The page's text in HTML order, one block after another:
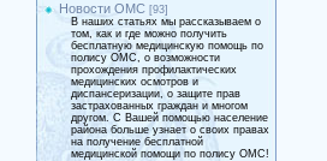
Новости ОМС [93]
В наших статьях мы рассказываем о
том, как и где можно получить
бесплатную медицинскую помощь по
полису ОМС, о возможности
прохождения профилактических
медицинских осмотров и
диспансеризации, о защите прав
застрахованных граждан и многом
другом. С Вашей помощью население
района больше узнает о своих правах
на получение бесплатной
медицинской помощи по полису ОМС!